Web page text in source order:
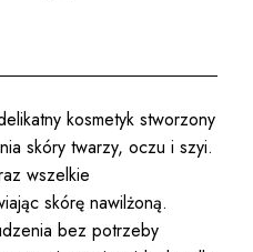
kosmetyk stworzony
skóry twarzy, oczu i szyi.
wszelkie
skórę nawilżoną.
bez potrzeby